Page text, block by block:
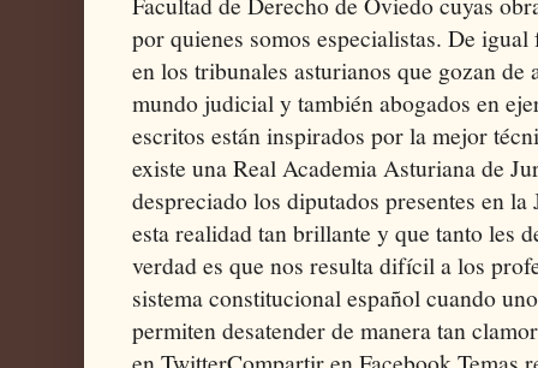
por quienes somos especialistas. De
en los tribunales asturianos que gozan de
mundo judicial y también abogados en
escritos están inspirados por la mejor
existe una Real Academia Asturiana de
despreciado los diputados presentes en
esta realidad tan brillante y que tanto les
verdad es que nos resulta difícil a los
sistema constitucional español cuando
permiten desatender de manera tan